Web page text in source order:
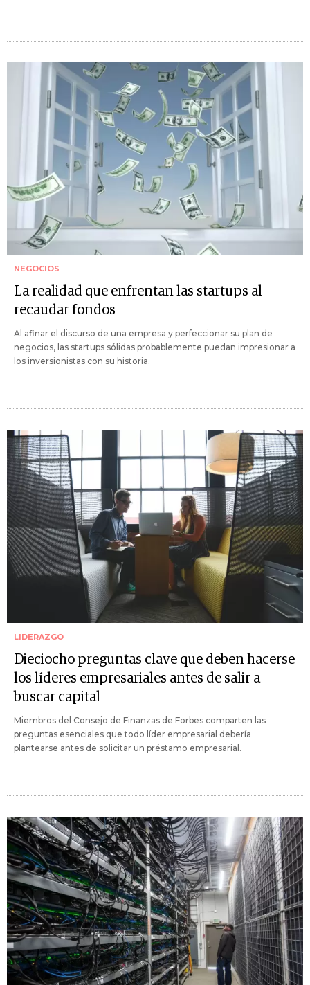
NEGOCIOS
La realidad que enfrentan las startups al
recaudar fondos
Al afinar el discurso de una empresa y perfeccionar su plan de
negocios, las startups sólidas probablemente puedan impresionar a
los inversionistas con su historia.
LIDERAZGO
Dieciocho preguntas clave que deben hacerse
los líderes empresariales antes de salir a
buscar capital
Miembros del Consejo de Finanzas de Forbes comparten las
preguntas esenciales que todo líder empresarial debería
plantearse antes de solicitar un préstamo empresarial.